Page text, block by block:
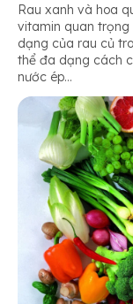
Rau xanh và hoa
vitamin quan trọng
dạng của rau củ
thể đa dạng cách
nước ép…